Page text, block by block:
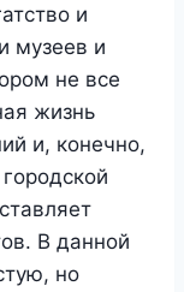
и
музеев и
не все
жизнь
и, конечно,
В данной
но